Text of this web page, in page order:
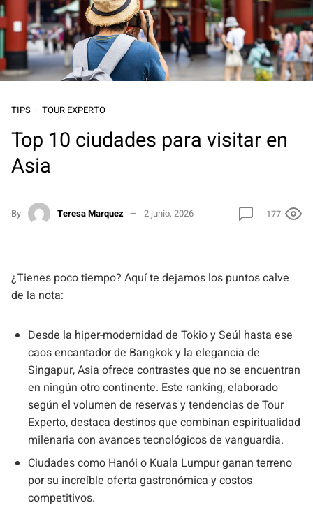
TIPS TOUR EXPERTO
Top 10 ciudades para visitar en
Asia
By Teresa Marquez 2 junio, 2026 177
¿Tienes poco tiempo? Aquí te dejamos los puntos calve
de la nota:
Desde la hiper-modernidad de Tokio y Seúl hasta ese
caos encantador de Bangkok y la elegancia de
Singapur, Asia ofrece contrastes que no se encuentran
en ningún otro continente. Este ranking, elaborado
según el volumen de reservas y tendencias de Tour
Experto, destaca destinos que combinan espiritualidad
milenaria con avances tecnológicos de vanguardia.
Ciudades como Hanói o Kuala Lumpur ganan terreno
por su increíble oferta gastronómica y costos
competitivos.